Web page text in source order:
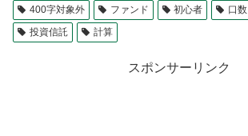
400字対象外 ファンド 初心者 口数
投資信託
計算
スポンサーリンク